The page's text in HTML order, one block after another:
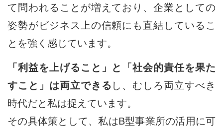
て問われることが増えており、企業としての
姿勢がビジネス上の信頼にも直結しているこ
とを強く感じています。
「利益を上げること」と「社会的責任を果た
すこと」は両立できる し、むしろ両立すべき
時代だと私は捉えています。
その具体策として、私はB型事業所の活用に可